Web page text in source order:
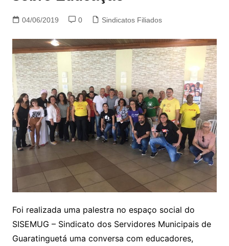
04/06/2019 0 Sindicatos Filiados
Foi realizada uma palestra no espaço social do
SISEMUG – Sindicato dos Servidores Municipais de
Guaratinguetá uma conversa com educadores,